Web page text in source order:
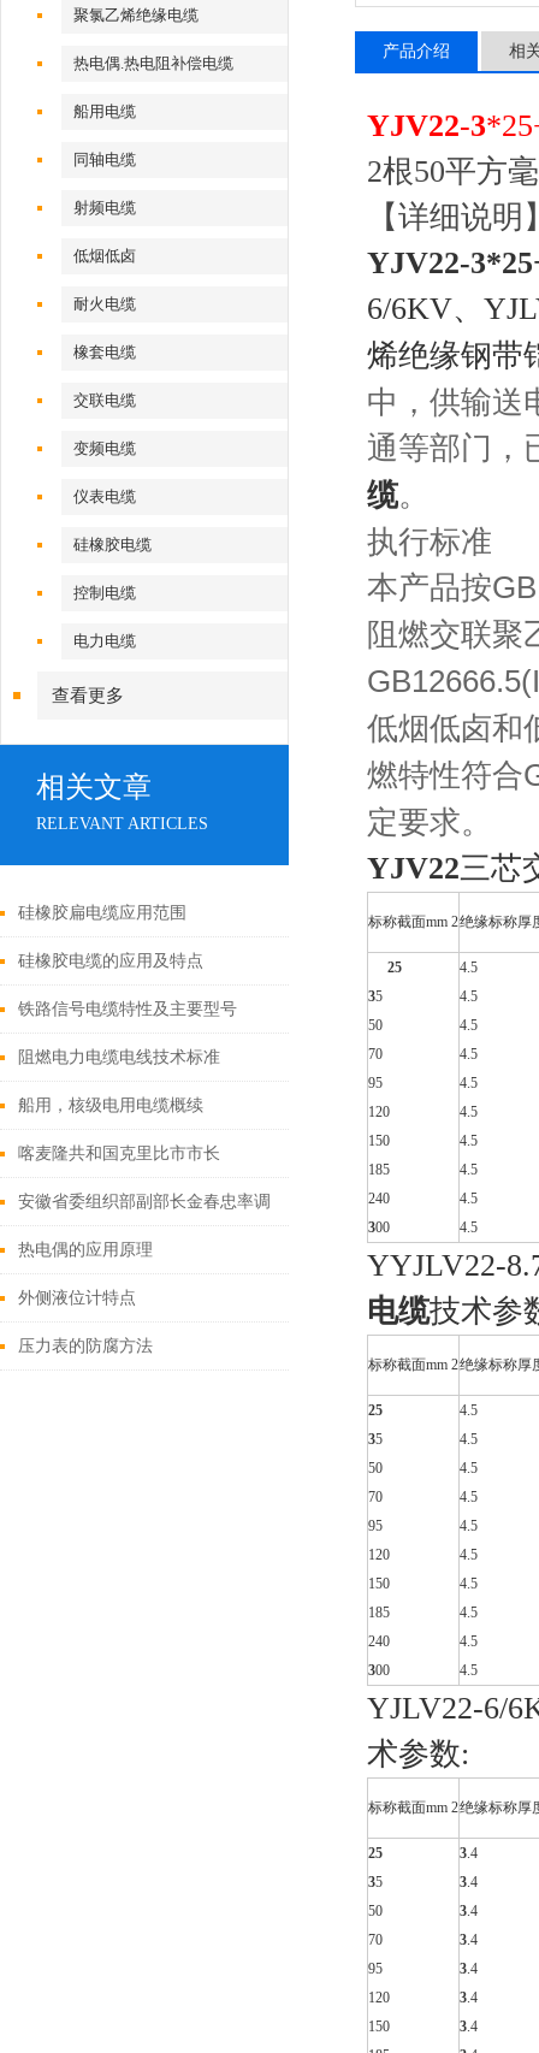
聚氯乙烯绝缘电缆
热电偶.热电阻补偿电缆
船用电缆
同轴电缆
射频电缆
低烟低卤
耐火电缆
橡套电缆
交联电缆
变频电缆
仪表电缆
硅橡胶电缆
控制电缆
电力电缆
查看更多
相关文章
RELEVANT ARTICLES
硅橡胶扁电缆应用范围
硅橡胶电缆的应用及特点
铁路信号电缆特性及主要型号
阻燃电力电缆电线技术标准
船用，核级电用电缆概续
喀麦隆共和国克里比市市长
Sabikanda Guy Emmanuel莅临安徽
天康集团考察工作
安徽省委组织部副部长金春忠率调
研组莅临天康集团调研
热电偶的应用原理
外侧液位计特点
压力表的防腐方法
产品介绍 相
YJV22-3
2根50平方
【详细说明
YJV22-3
6/6KV、
烯绝缘钢带
中，供输送
通等部门，
缆。
执行标准
本产品按
阻燃交联聚
低烟低卤和
燃特性符合
定要求。
YJV22三芯
标称截面mm 2绝缘标称厚
25
35
50
70
95
120
150
185
240
300
4.5
4.5
4.5
4.5
4.5
4.5
4.5
4.5
4.5
4.5
YYJLV22-
电缆技术参
标称截面mm 2绝缘标称厚
25
35
50
70
95
120
150
185
240
300
4.5
4.5
4.5
4.5
4.5
4.5
4.5
4.5
4.5
4.5
YJLV22-6/
术参数:
标称截面mm 2绝缘标称厚
25
35
50
70
95
120
150
3.4
3.4
3.4
3.4
3.4
3.4
3.4